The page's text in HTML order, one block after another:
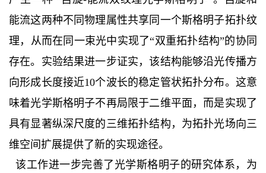
能流这两种不同物理属性共享同一个斯格明子拓扑纹
理，从而在同一束光中实现了“双重拓扑结构”的协同
存在。实验结果进一步证实，该结构能够沿光传播方
向形成长度接近10个波长的稳定管状拓扑分布。这意
味着光学斯格明子不再局限于二维平面，而是实现了
具有显著纵深尺度的三维拓扑结构，为拓扑光场向三
维空间扩展提供了新的实现途径。
该工作进一步完善了光学斯格明子的研究体系，为